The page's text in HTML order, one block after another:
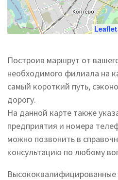
Leaflet
Построив маршрут от
необходимого филиала на
самый короткий путь,
дорогу.
На данной карте также
предприятия и номера
можно позвонить в
консультацию по любому